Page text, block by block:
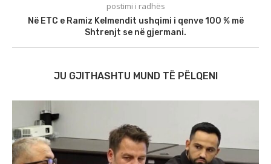
postimi i radhës
Në ETC e Ramiz Kelmendit ushqimi i qenve 100 % më
Shtrenjt se në gjermani.
JU GJITHASHTU MUND TË PËLQENI